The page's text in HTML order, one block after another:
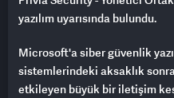
yazılım uyarısında bulundu.
Microsoft'a siber güvenlik
sistemlerindeki aksaklık
etkileyen büyük bir iletişim